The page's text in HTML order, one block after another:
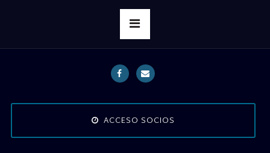
ACCESO SOCIOS